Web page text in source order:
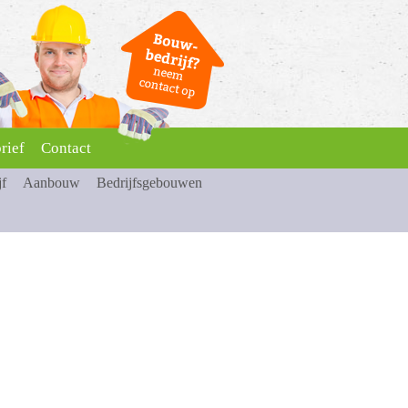
Contact
Aanbouw Bedrijfsgebouwen